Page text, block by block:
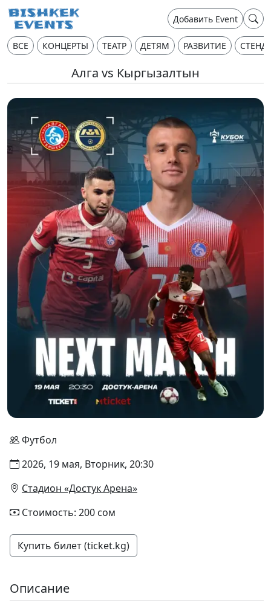
Добавить Event
ВСЕ КОНЦЕРТЫ ТЕАТР ДЕТЯМ РАЗВИТИЕ
Алга vs Кыргызалтын
Футбол
2026, 19 мая, Вторник, 20:30
Стадион «Достук Арена»
Стоимость: 200 сом
Купить билет (ticket.kg)
Описание